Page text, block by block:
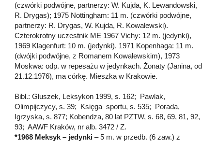
(czwórki podwójne, partnerzy: W. Kujda, K. Lewandowski,
R. Drygas); 1975 Nottingham: 11 m. (czwórki podwójne,
partnerzy: R. Drygas, W. Kujda, R. Kowalewski).
Czterokrotny uczestnik ME 1967 Vichy: 12 m. (jedynki),
1969 Klagenfurt: 10 m. (jedynki), 1971 Kopenhaga: 11 m.
(dwójki podwójne, z Romanem Kowalewskim), 1973
Moskwa: odp. w repesażu w jedynkach. Żonaty (Janina, od
21.12.1976), ma córkę. Mieszka w Krakowie.
Bibl.: Głuszek, Leksykon 1999, s. 162; Pawlak,
Olimpijczycy, s. 39; Księga sportu, s. 535; Porada,
Igrzyska, s. 877; Kobendza, 80 lat PZTW, s. 68, 69, 81, 92,
93; AAWF Kraków, nr alb. 3472 / Z.
*1968 Meksyk – jedynki – 5 m. w przedb. (6 zaw.) z